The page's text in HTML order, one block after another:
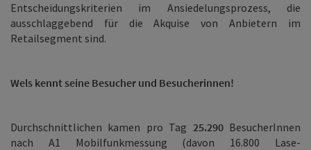
Entscheidungskriterien im Ansiedelungsprozess, die
ausschlaggebend für die Akquise von Anbietern im
Retailsegment sind.
Wels kennt seine Besucher und Besucherinnen!
Durchschnittlichen kamen pro Tag 25.290 BesucherInnen
nach A1 Mobilfunkmessung (davon 16.800 Lase-